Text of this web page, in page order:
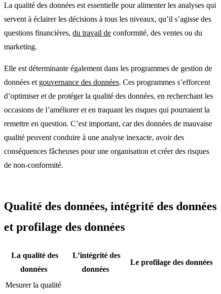
La qualité des données est essentielle pour alimenter les analyses qui
servent à éclairer les décisions à tous les niveaux, qu’il s’agisse des
questions financières, du travail de conformité, des ventes ou du
marketing.
Elle est déterminante également dans les programmes de gestion de
données et gouvernance des données. Ces programmes s’efforcent
d’optimiser et de protéger la qualité des données, en recherchant les
occasions de l’améliorer et en traquant les risques qui pourraient la
remettre en question. C’est important, car des données de mauvaise
qualité peuvent conduire à une analyse inexacte, avoir des
conséquences fâcheuses pour une organisation et créer des risques
de non-conformité.
Qualité des données, intégrité des données
et profilage des données
La qualité des
données
L’intégrité des
données
Le profilage des données
Mesurer la qualité